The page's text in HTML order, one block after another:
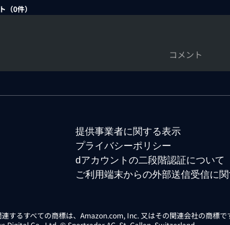
（0件）
コメント
提供事業者に関する表示
プライバシーポリシー
dアカウントの二段階認証について
ご利用端末からの外部送信受信に
するすべての商標は、Amazon.com, Inc. 又はその関連会社の商標で